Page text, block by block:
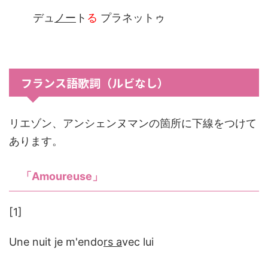
デュ ノー ト る プラネットゥ
フランス語歌詞（ルビなし）
リエゾン、アンシェンヌマンの箇所に下線をつけて
あります。
「Amoureuse」
[1]
Une nuit je m'endors avec lui